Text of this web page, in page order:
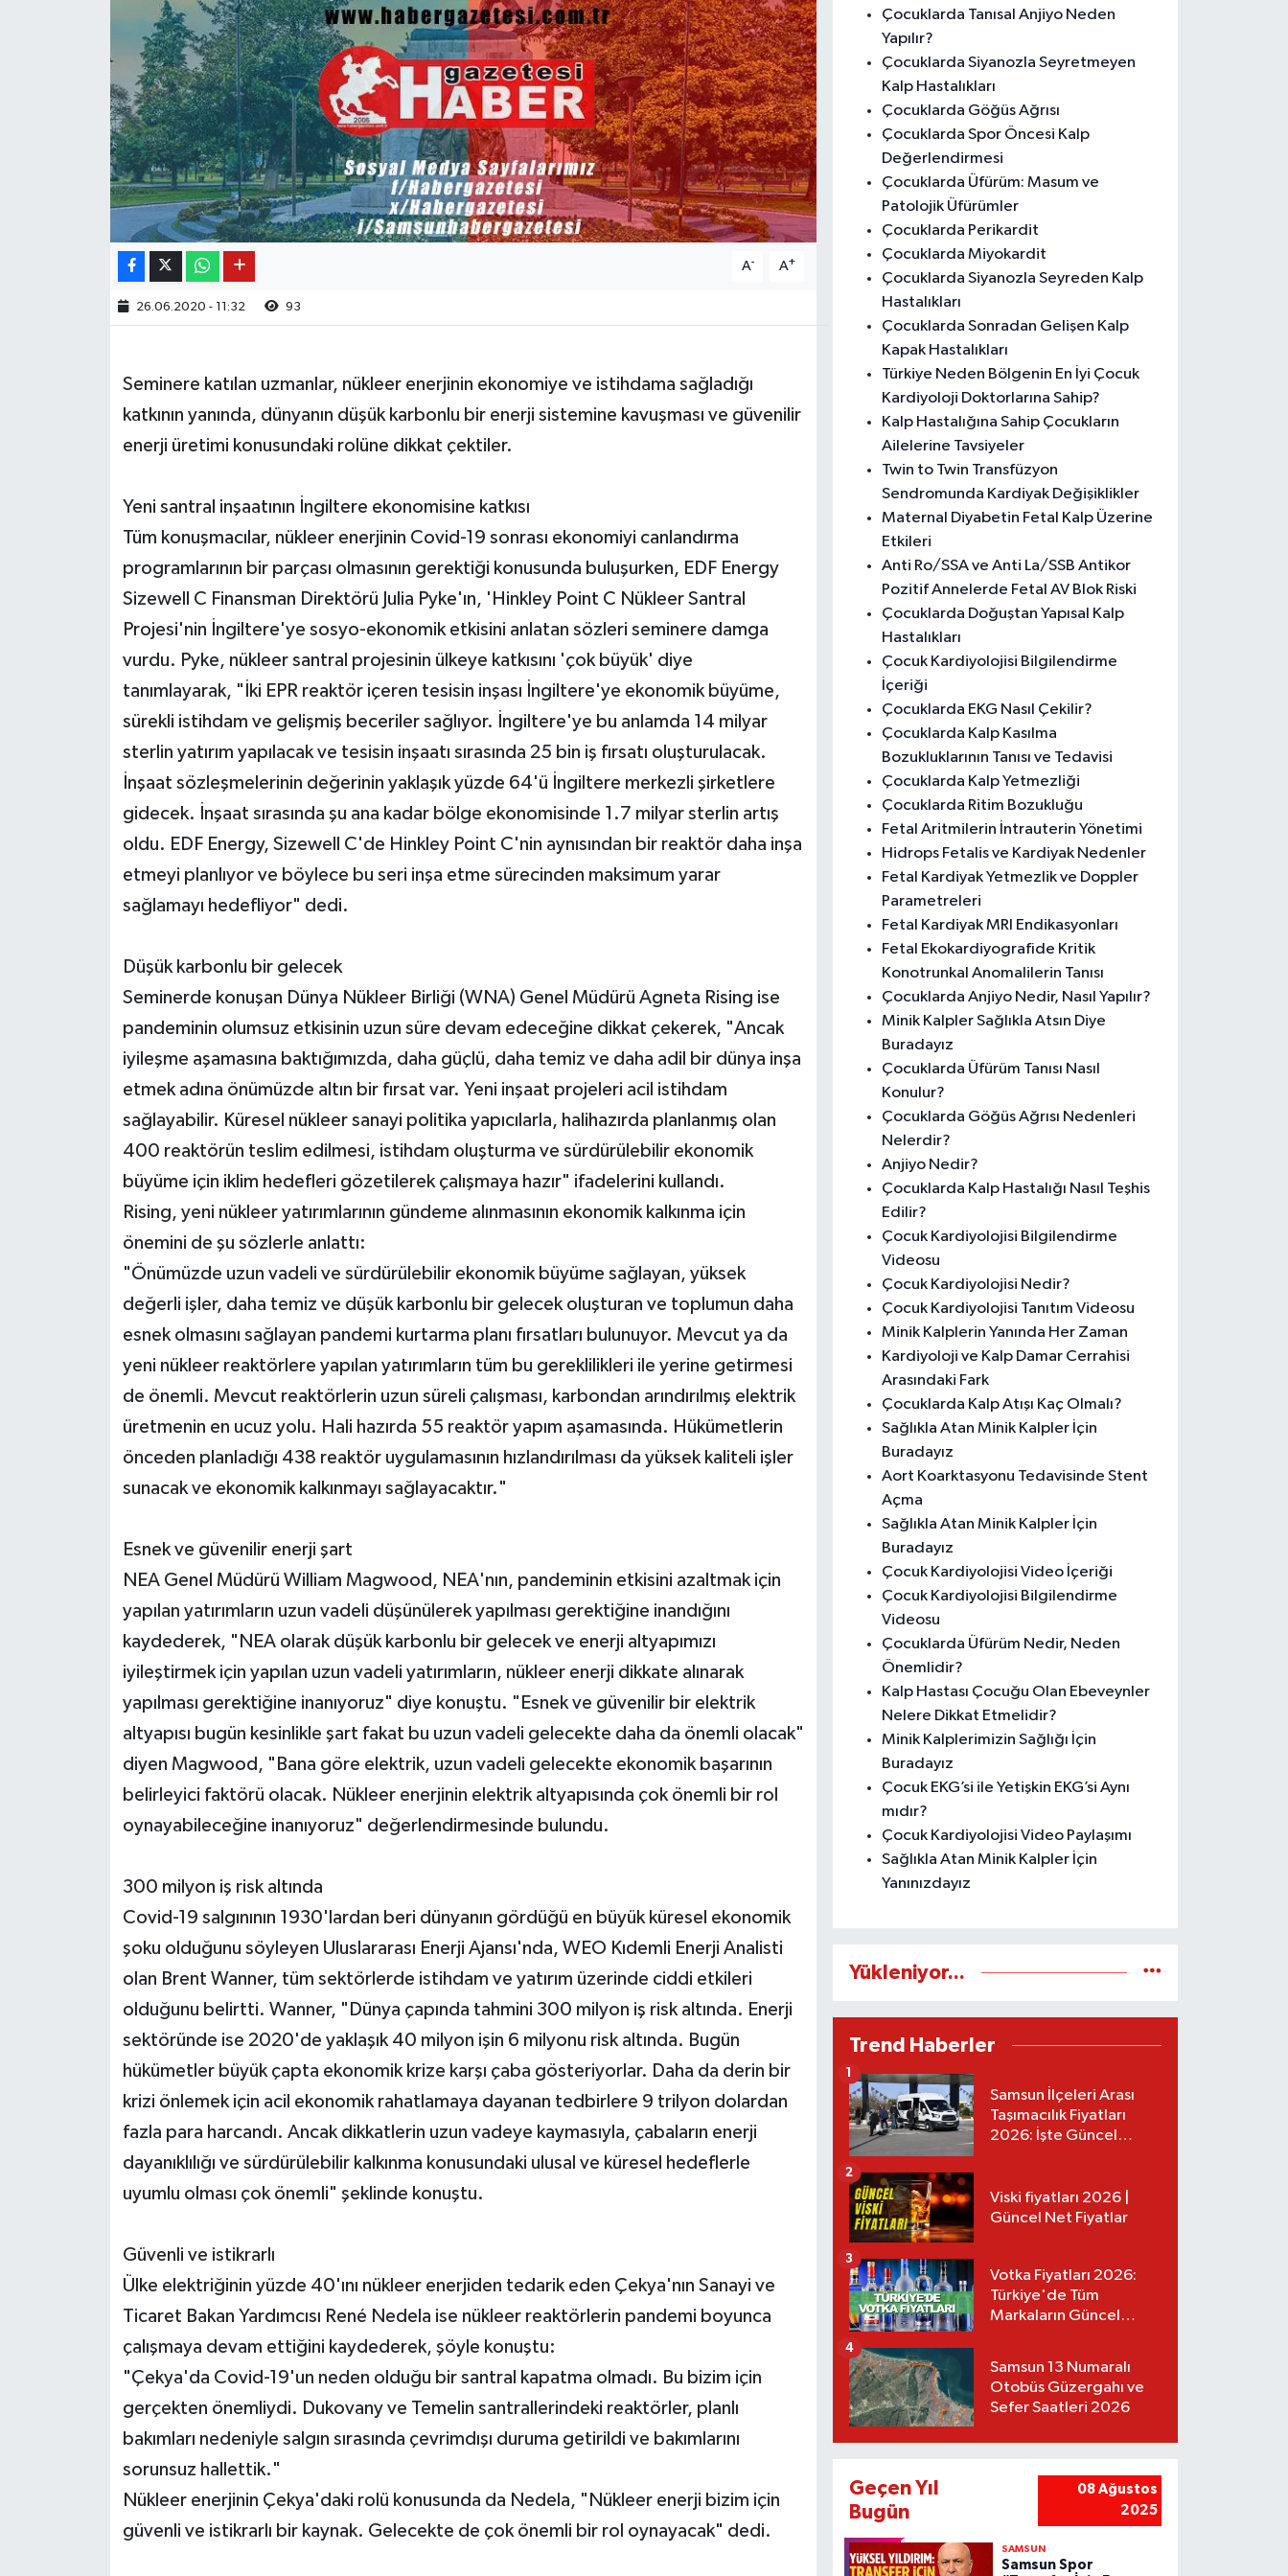
A- A+
26.06.2020 - 11:32 93
Seminere katılan uzmanlar, nükleer enerjinin ekonomiye ve istihdama sağladığı
katkının yanında, dünyanın düşük karbonlu bir enerji sistemine kavuşması ve güvenilir
enerji üretimi konusundaki rolüne dikkat çektiler.
Yeni santral inşaatının İngiltere ekonomisine katkısı
Tüm konuşmacılar, nükleer enerjinin Covid-19 sonrası ekonomiyi canlandırma
programlarının bir parçası olmasının gerektiği konusunda buluşurken, EDF Energy
Sizewell C Finansman Direktörü Julia Pyke'ın, 'Hinkley Point C Nükleer Santral
Projesi'nin İngiltere'ye sosyo-ekonomik etkisini anlatan sözleri seminere damga
vurdu. Pyke, nükleer santral projesinin ülkeye katkısını 'çok büyük' diye
tanımlayarak, "İki EPR reaktör içeren tesisin inşası İngiltere'ye ekonomik büyüme,
sürekli istihdam ve gelişmiş beceriler sağlıyor. İngiltere'ye bu anlamda 14 milyar
sterlin yatırım yapılacak ve tesisin inşaatı sırasında 25 bin iş fırsatı oluşturulacak.
İnşaat sözleşmelerinin değerinin yaklaşık yüzde 64'ü İngiltere merkezli şirketlere
gidecek. İnşaat sırasında şu ana kadar bölge ekonomisinde 1.7 milyar sterlin artış
oldu. EDF Energy, Sizewell C'de Hinkley Point C'nin aynısından bir reaktör daha inşa
etmeyi planlıyor ve böylece bu seri inşa etme sürecinden maksimum yarar
sağlamayı hedefliyor" dedi.
Düşük karbonlu bir gelecek
Seminerde konuşan Dünya Nükleer Birliği (WNA) Genel Müdürü Agneta Rising ise
pandeminin olumsuz etkisinin uzun süre devam edeceğine dikkat çekerek, "Ancak
iyileşme aşamasına baktığımızda, daha güçlü, daha temiz ve daha adil bir dünya inşa
etmek adına önümüzde altın bir fırsat var. Yeni inşaat projeleri acil istihdam
sağlayabilir. Küresel nükleer sanayi politika yapıcılarla, halihazırda planlanmış olan
400 reaktörün teslim edilmesi, istihdam oluşturma ve sürdürülebilir ekonomik
büyüme için iklim hedefleri gözetilerek çalışmaya hazır" ifadelerini kullandı.
Rising, yeni nükleer yatırımlarının gündeme alınmasının ekonomik kalkınma için
önemini de şu sözlerle anlattı:
"Önümüzde uzun vadeli ve sürdürülebilir ekonomik büyüme sağlayan, yüksek
değerli işler, daha temiz ve düşük karbonlu bir gelecek oluşturan ve toplumun daha
esnek olmasını sağlayan pandemi kurtarma planı fırsatları bulunuyor. Mevcut ya da
yeni nükleer reaktörlere yapılan yatırımların tüm bu gereklilikleri ile yerine getirmesi
de önemli. Mevcut reaktörlerin uzun süreli çalışması, karbondan arındırılmış elektrik
üretmenin en ucuz yolu. Hali hazırda 55 reaktör yapım aşamasında. Hükümetlerin
önceden planladığı 438 reaktör uygulamasının hızlandırılması da yüksek kaliteli işler
sunacak ve ekonomik kalkınmayı sağlayacaktır."
Esnek ve güvenilir enerji şart
NEA Genel Müdürü William Magwood, NEA'nın, pandeminin etkisini azaltmak için
yapılan yatırımların uzun vadeli düşünülerek yapılması gerektiğine inandığını
kaydederek, "NEA olarak düşük karbonlu bir gelecek ve enerji altyapımızı
iyileştirmek için yapılan uzun vadeli yatırımların, nükleer enerji dikkate alınarak
yapılması gerektiğine inanıyoruz" diye konuştu. "Esnek ve güvenilir bir elektrik
altyapısı bugün kesinlikle şart fakat bu uzun vadeli gelecekte daha da önemli olacak"
diyen Magwood, "Bana göre elektrik, uzun vadeli gelecekte ekonomik başarının
belirleyici faktörü olacak. Nükleer enerjinin elektrik altyapısında çok önemli bir rol
oynayabileceğine inanıyoruz" değerlendirmesinde bulundu.
300 milyon iş risk altında
Covid-19 salgınının 1930'lardan beri dünyanın gördüğü en büyük küresel ekonomik
şoku olduğunu söyleyen Uluslararası Enerji Ajansı'nda, WEO Kıdemli Enerji Analisti
olan Brent Wanner, tüm sektörlerde istihdam ve yatırım üzerinde ciddi etkileri
olduğunu belirtti. Wanner, "Dünya çapında tahmini 300 milyon iş risk altında. Enerji
sektöründe ise 2020'de yaklaşık 40 milyon işin 6 milyonu risk altında. Bugün
hükümetler büyük çapta ekonomik krize karşı çaba gösteriyorlar. Daha da derin bir
krizi önlemek için acil ekonomik rahatlamaya dayanan tedbirlere 9 trilyon dolardan
fazla para harcandı. Ancak dikkatlerin uzun vadeye kaymasıyla, çabaların enerji
dayanıklılığı ve sürdürülebilir kalkınma konusundaki ulusal ve küresel hedeflerle
uyumlu olması çok önemli" şeklinde konuştu.
Güvenli ve istikrarlı
Ülke elektriğinin yüzde 40'ını nükleer enerjiden tedarik eden Çekya'nın Sanayi ve
Ticaret Bakan Yardımcısı René Nedela ise nükleer reaktörlerin pandemi boyunca
çalışmaya devam ettiğini kaydederek, şöyle konuştu:
"Çekya'da Covid-19'un neden olduğu bir santral kapatma olmadı. Bu bizim için
gerçekten önemliydi. Dukovany ve Temelin santrallerindeki reaktörler, planlı
bakımları nedeniyle salgın sırasında çevrimdışı duruma getirildi ve bakımlarını
sorunsuz hallettik."
Nükleer enerjinin Çekya'daki rolü konusunda da Nedela, "Nükleer enerji bizim için
güvenli ve istikrarlı bir kaynak. Gelecekte de çok önemli bir rol oynayacak" dedi.
Çocuklarda Tanısal Anjiyo Neden
Yapılır?
Çocuklarda Siyanozla Seyretmeyen
Kalp Hastalıkları
Çocuklarda Göğüs Ağrısı
Çocuklarda Spor Öncesi Kalp
Değerlendirmesi
Çocuklarda Üfürüm: Masum ve
Patolojik Üfürümler
Çocuklarda Perikardit
Çocuklarda Miyokardit
Çocuklarda Siyanozla Seyreden Kalp
Hastalıkları
Çocuklarda Sonradan Gelişen Kalp
Kapak Hastalıkları
Türkiye Neden Bölgenin En İyi Çocuk
Kardiyoloji Doktorlarına Sahip?
Kalp Hastalığına Sahip Çocukların
Ailelerine Tavsiyeler
Twin to Twin Transfüzyon
Sendromunda Kardiyak Değişiklikler
Maternal Diyabetin Fetal Kalp Üzerine
Etkileri
Anti Ro/SSA ve Anti La/SSB Antikor
Pozitif Annelerde Fetal AV Blok Riski
Çocuklarda Doğuştan Yapısal Kalp
Hastalıkları
Çocuk Kardiyolojisi Bilgilendirme
İçeriği
Çocuklarda EKG Nasıl Çekilir?
Çocuklarda Kalp Kasılma
Bozukluklarının Tanısı ve Tedavisi
Çocuklarda Kalp Yetmezliği
Çocuklarda Ritim Bozukluğu
Fetal Aritmilerin İntrauterin Yönetimi
Hidrops Fetalis ve Kardiyak Nedenler
Fetal Kardiyak Yetmezlik ve Doppler
Parametreleri
Fetal Kardiyak MRI Endikasyonları
Fetal Ekokardiyografide Kritik
Konotrunkal Anomalilerin Tanısı
Çocuklarda Anjiyo Nedir, Nasıl Yapılır?
Minik Kalpler Sağlıkla Atsın Diye
Buradayız
Çocuklarda Üfürüm Tanısı Nasıl
Konulur?
Çocuklarda Göğüs Ağrısı Nedenleri
Nelerdir?
Anjiyo Nedir?
Çocuklarda Kalp Hastalığı Nasıl Teşhis
Edilir?
Çocuk Kardiyolojisi Bilgilendirme
Videosu
Çocuk Kardiyolojisi Nedir?
Çocuk Kardiyolojisi Tanıtım Videosu
Minik Kalplerin Yanında Her Zaman
Kardiyoloji ve Kalp Damar Cerrahisi
Arasındaki Fark
Çocuklarda Kalp Atışı Kaç Olmalı?
Sağlıkla Atan Minik Kalpler İçin
Buradayız
Aort Koarktasyonu Tedavisinde Stent
Açma
Sağlıkla Atan Minik Kalpler İçin
Buradayız
Çocuk Kardiyolojisi Video İçeriği
Çocuk Kardiyolojisi Bilgilendirme
Videosu
Çocuklarda Üfürüm Nedir, Neden
Önemlidir?
Kalp Hastası Çocuğu Olan Ebeveynler
Nelere Dikkat Etmelidir?
Minik Kalplerimizin Sağlığı İçin
Buradayız
Çocuk EKG’si ile Yetişkin EKG’si Aynı
mıdır?
Çocuk Kardiyolojisi Video Paylaşımı
Sağlıkla Atan Minik Kalpler İçin
Yanınızdayız
Yükleniyor...
Trend Haberler
Samsun İlçeleri Arası
Taşımacılık Fiyatları
2026: İşte Güncel
1
Viski fiyatları 2026 |
Güncel Net Fiyatlar
2
Votka Fiyatları 2026:
Türkiye'de Tüm
Markaların Güncel
3
Samsun 13 Numaralı
Otobüs Güzergahı ve
Sefer Saatleri 2026
4
Geçen Yıl
Bugün
08 Ağustos
2025
SAMSUN
Samsun Spor